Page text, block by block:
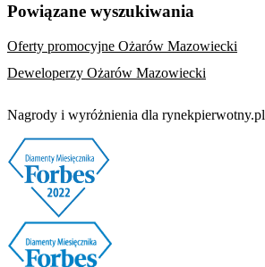
Powiązane wyszukiwania
Oferty promocyjne Ożarów Mazowiecki
Deweloperzy Ożarów Mazowiecki
Nagrody i wyróżnienia dla rynekpierwotny.pl